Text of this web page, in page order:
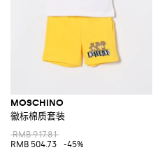
MOSCHINO
徽标棉质套装
RMB 917.81
RMB 504.73
-45%